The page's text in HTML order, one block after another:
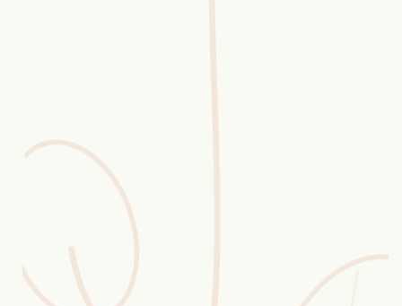
Sammelkalender
Blüten-Finder
Phänologie-Radar
Vogelstimmen